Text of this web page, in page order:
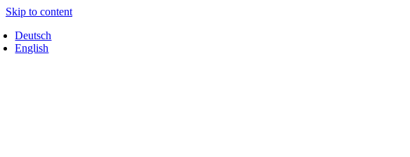
Skip to content
Deutsch
English